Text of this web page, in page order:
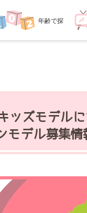
年齢で探
す
ッズモデル
モデル募集情